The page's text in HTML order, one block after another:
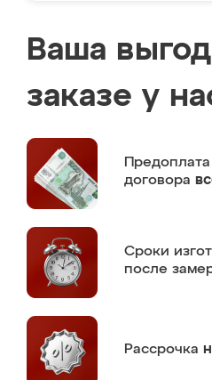
Ваша
заказе у
Предоплата
договора
Сроки
после
Рассрочка